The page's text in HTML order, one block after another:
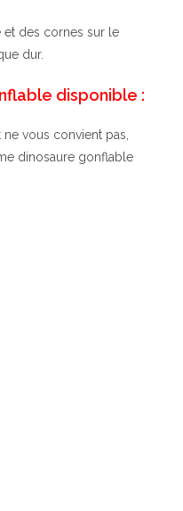
et des cornes sur le
dur.
disponible :
vous convient pas,
dinosaure gonflable